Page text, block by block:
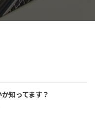
知ってます？